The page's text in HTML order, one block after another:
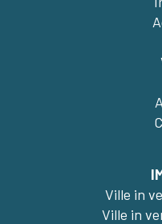
Ville in
Ville in